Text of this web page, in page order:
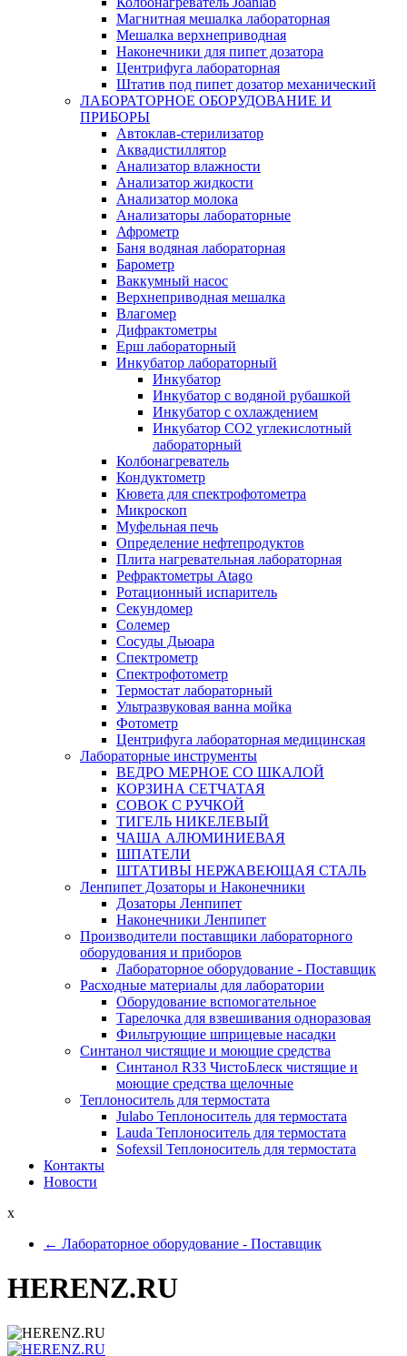
Магнитная мешалка лабораторная
Мешалка верхнеприводная
Наконечники для пипет дозатора
Центрифуга лабораторная
Штатив под пипет дозатор механический
ЛАБОРАТОРНОЕ ОБОРУДОВАНИЕ И
ПРИБОРЫ
Автоклав-стерилизатор
Аквадистиллятор
Анализатор влажности
Анализатор жидкости
Анализатор молока
Анализаторы лабораторные
Афрометр
Баня водяная лабораторная
Барометр
Ваккумный насос
Верхнеприводная мешалка
Влагомер
Дифрактометры
Ерш лабораторный
Инкубатор лабораторный
Инкубатор
Инкубатор с водяной рубашкой
Инкубатор с охлаждением
Инкубатор СО2 углекислотный
лабораторный
Колбонагреватель
Кондуктометр
Кювета для спектрофотометра
Микроскоп
Муфельная печь
Определение нефтепродуктов
Плита нагревательная лабораторная
Рефрактометры Atago
Ротационный испаритель
Секундомер
Солемер
Сосуды Дьюара
Спектрометр
Спектрофотометр
Термостат лабораторный
Ультразвуковая ванна мойка
Фотометр
Центрифуга лабораторная медицинская
Лабораторные инструменты
ВЕДРО МЕРНОЕ СО ШКАЛОЙ
КОРЗИНА СЕТЧАТАЯ
СОВОК С РУЧКОЙ
ТИГЕЛЬ НИКЕЛЕВЫЙ
ЧАША АЛЮМИНИЕВАЯ
ШПАТЕЛИ
ШТАТИВЫ НЕРЖАВЕЮЩАЯ СТАЛЬ
Ленпипет Дозаторы и Наконечники
Дозаторы Ленпипет
Наконечники Ленпипет
Производители поставщики лабораторного
оборудования и приборов
Лабораторное оборудование - Поставщик
Расходные материалы для лаборатории
Оборудование вспомогательное
Тарелочка для взвешивания одноразовая
Фильтрующие шприцевые насадки
Синтанол чистящие и моющие средства
Синтанол R33 ЧистоБлеск чистящие и
моющие средства щелочные
Теплоноситель для термостата
Julabo Теплоноситель для термостата
Lauda Теплоноситель для термостата
Sofexsil Теплоноситель для термостата
Контакты
Новости
x
← Лабораторное оборудование - Поставщик
HERENZ.RU